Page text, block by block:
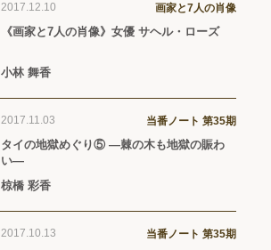
2017.12.10 画家と7人の肖像
《画家と7人の肖像》女優 サヘル・ローズ
小林 舞香
2017.11.03 当番ノート 第35期
タイの地獄めぐり⑤ ―棘の木も地獄の賑わ
い―
椋橋 彩香
2017.10.13 当番ノート 第35期